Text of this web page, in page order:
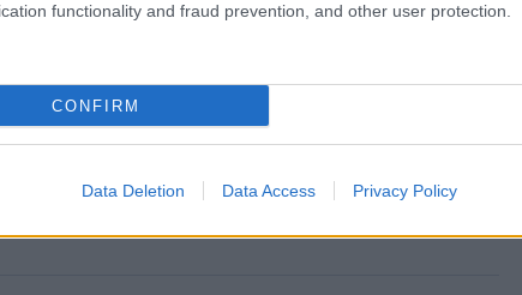
functionality and fraud prevention, and other user protection.
CONFIRM
Data Deletion Data Access Privacy Policy
μέσα από το υπερπλήρες Πρόγραμμα TV του